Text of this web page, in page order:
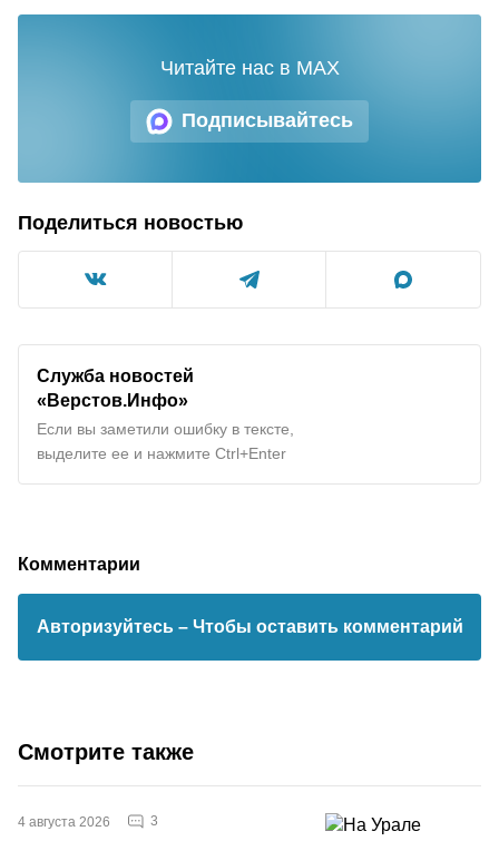
Подписывайтесь
Читайте нас в MAX
Поделиться новостью
Служба новостей
«Верстов.Инфо»
Если вы заметили ошибку в тексте,
выделите ее и нажмите Ctrl+Enter
Комментарии
Авторизуйтесь – Чтобы оставить комментарий
Смотрите также
4 августа 2026 3